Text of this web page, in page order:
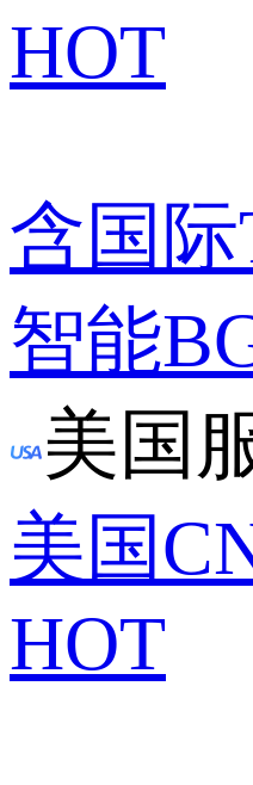
HOT
含国
智能
美国
美国
HOT